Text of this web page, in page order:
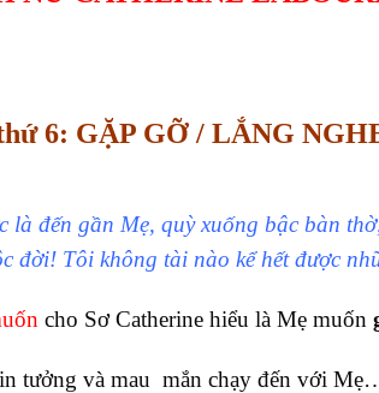
6: GẶP GỠ / LẮNG
đến gần Mẹ, quỳ xuống bậc bàn
đời! Tôi không tài nào kể hết được
cho Sơ Catherine hiểu là Mẹ muốn
tưởng và mau mắn chạy đến với